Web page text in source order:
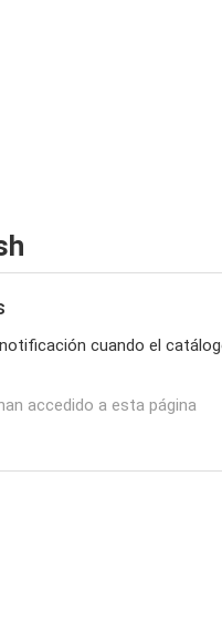
cuando el
accedido a esta página